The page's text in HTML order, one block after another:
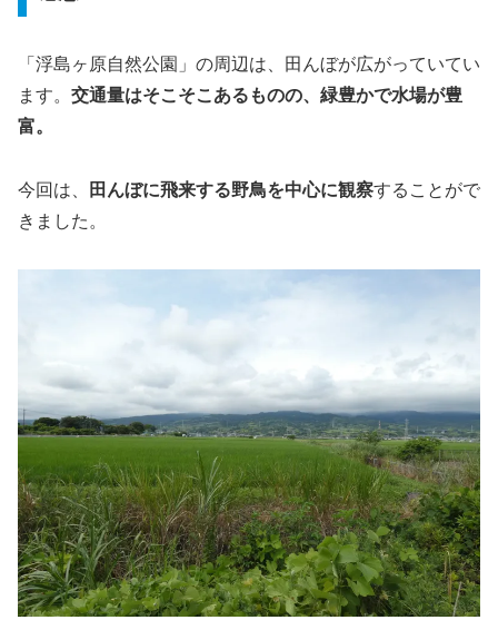
「浮島ヶ原自然公園」の周辺は、田んぼが広がっていてい
ます。 交通量はそこそこあるものの、緑豊かで水場が豊
富。
今回は、 田んぼに飛来する野鳥を中心に観察することがで
きました。